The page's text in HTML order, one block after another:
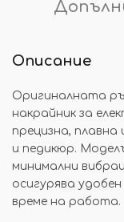
Описание
Оригиналната
накрайник за
прецизна,
и педикюр.
минимални
осигурява
време на работа.